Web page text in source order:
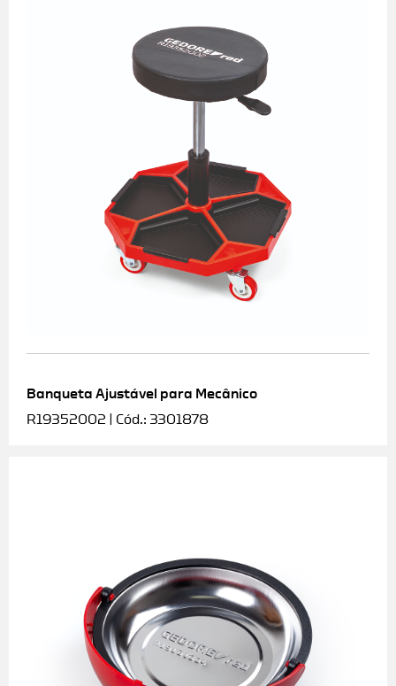
Banqueta Ajustável para Mecânico
R19352002 | Cód.: 3301878